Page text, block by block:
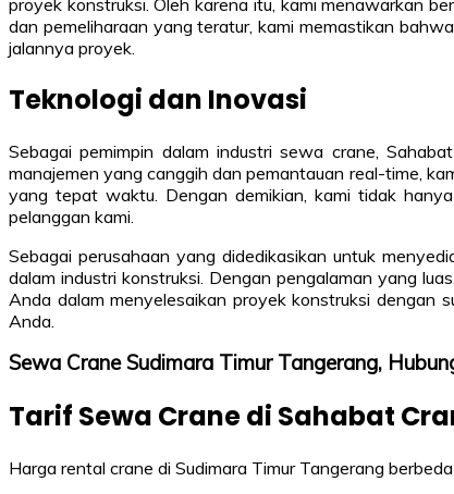
proyek konstruksi. Oleh karena itu, kami menawarkan
dan pemeliharaan yang teratur, kami memastikan
jalannya proyek.
Teknologi dan Inovasi
Sebagai pemimpin dalam industri sewa crane,
manajemen yang canggih dan pemantauan real-time,
yang tepat waktu. Dengan demikian, kami tidak
pelanggan kami.
Sebagai perusahaan yang didedikasikan untuk
dalam industri konstruksi. Dengan pengalaman yang
Anda dalam menyelesaikan proyek konstruksi dengan
Anda.
Sewa Crane Sudimara Timur Tangerang,
Tarif Sewa Crane di Sahabat
Harga rental crane di Sudimara Timur Tangerang